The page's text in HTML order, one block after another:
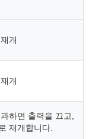
개
개
하면 출력을 끄고,
재개합니다.